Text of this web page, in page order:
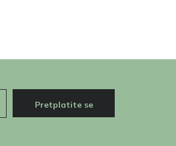
Pretplatite se